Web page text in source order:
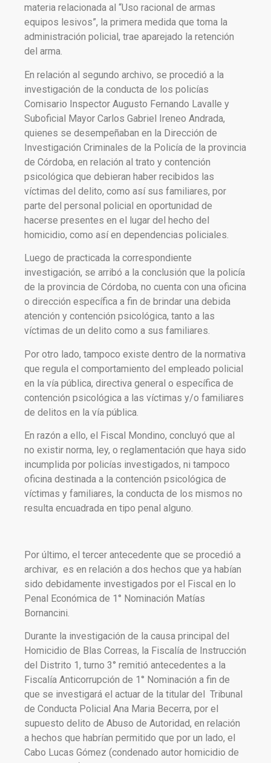
materia relacionada al “Uso racional de armas
equipos lesivos”, la primera medida que toma la
administración policial, trae aparejado la retención
del arma.
En relación al segundo archivo, se procedió a la
investigación de la conducta de los policías
Comisario Inspector Augusto Fernando Lavalle y
Suboficial Mayor Carlos Gabriel Ireneo Andrada,
quienes se desempeñaban en la Dirección de
Investigación Criminales de la Policía de la provincia
de Córdoba, en relación al trato y contención
psicológica que debieran haber recibidos las
víctimas del delito, como así sus familiares, por
parte del personal policial en oportunidad de
hacerse presentes en el lugar del hecho del
homicidio, como así en dependencias policiales.
Luego de practicada la correspondiente
investigación, se arribó a la conclusión que la policía
de la provincia de Córdoba, no cuenta con una oficina
o dirección específica a fin de brindar una debida
atención y contención psicológica, tanto a las
víctimas de un delito como a sus familiares.
Por otro lado, tampoco existe dentro de la normativa
que regula el comportamiento del empleado policial
en la vía pública, directiva general o específica de
contención psicológica a las víctimas y/o familiares
de delitos en la vía pública.
En razón a ello, el Fiscal Mondino, concluyó que al
no existir norma, ley, o reglamentación que haya sido
incumplida por policías investigados, ni tampoco
oficina destinada a la contención psicológica de
víctimas y familiares, la conducta de los mismos no
resulta encuadrada en tipo penal alguno.
Por último, el tercer antecedente que se procedió a
archivar, es en relación a dos hechos que ya habían
sido debidamente investigados por el Fiscal en lo
Penal Económica de 1° Nominación Matías
Bornancini.
Durante la investigación de la causa principal del
Homicidio de Blas Correas, la Fiscalía de Instrucción
del Distrito 1, turno 3° remitió antecedentes a la
Fiscalía Anticorrupción de 1° Nominación a fin de
que se investigará el actuar de la titular del Tribunal
de Conducta Policial Ana Maria Becerra, por el
supuesto delito de Abuso de Autoridad, en relación
a hechos que habrían permitido que por un lado, el
Cabo Lucas Gómez (condenado autor homicidio de